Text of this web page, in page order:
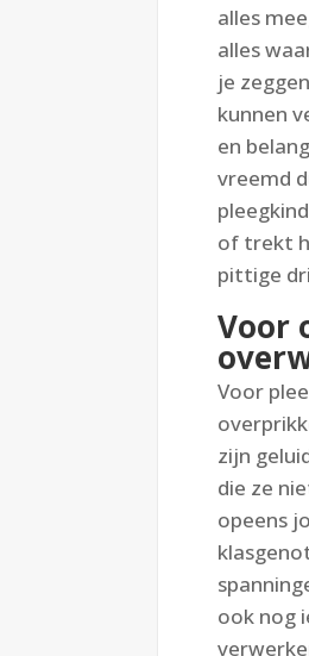
alles
alles
je
kunnen
en
vreemd
of trekt
pittige
Voor
Voor
zijn
die ze
opeens
ook nog